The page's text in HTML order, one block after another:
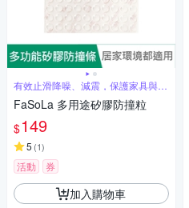
有效止滑降噪、減震，保護家具與牆
面
FaSoLa 多用途矽膠防撞粒
$149
5 (1)
活動 券
加入購物車